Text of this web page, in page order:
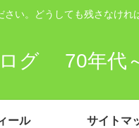
い。どうしても残さなけ
グ 70年代
ール サイトマ